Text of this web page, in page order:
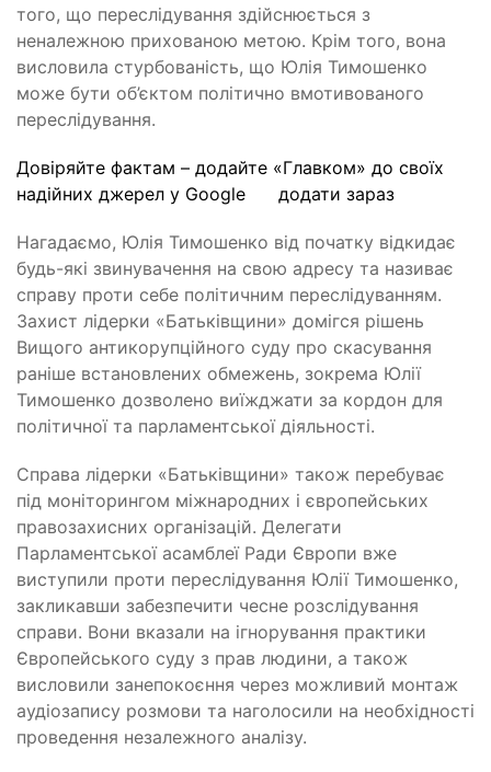
того, що переслідування здійснюється з
неналежною прихованою метою. Крім того, вона
висловила стурбованість, що Юлія Тимошенко
може бути об’єктом політично вмотивованого
переслідування.
Довіряйте фактам – додайте «Главком» до своїх
надійних джерел у Google
додати зараз
Нагадаємо, Юлія Тимошенко від початку відкидає
будь-які звинувачення на свою адресу та називає
справу проти себе політичним переслідуванням.
Захист лідерки «Батьківщини» домігся рішень
Вищого антикорупційного суду про скасування
раніше встановлених обмежень, зокрема Юлії
Тимошенко дозволено виїжджати за кордон для
політичної та парламентської діяльності.
Справа лідерки «Батьківщини» також перебуває
під моніторингом міжнародних і європейських
правозахисних організацій. Делегати
Парламентської асамблеї Ради Європи вже
виступили проти переслідування Юлії Тимошенко,
закликавши забезпечити чесне розслідування
справи. Вони вказали на ігнорування практики
Європейського суду з прав людини, а також
висловили занепокоєння через можливий монтаж
аудіозапису розмови та наголосили на необхідності
проведення незалежного аналізу.